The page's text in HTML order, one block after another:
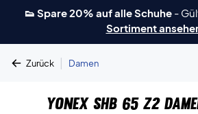
👟 Spare 20% auf alle Schuhe -
Sortiment
Zurück | Damen
Yonex SHB 65 Z2